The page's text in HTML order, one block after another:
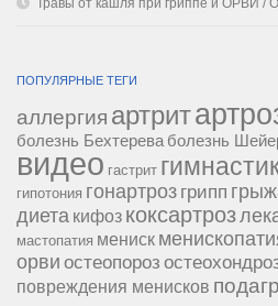
Травы от кашля при гриппе и ОРВИ /
ПОПУЛЯРНЫЕ ТЕГИ
аллергия артрит
болезнь Бехтерева болезнь
видео гастрит
гипотония гонартроз грипп
диета кифоз коксартроз
мастопатия мениск
орви остеопороз
повреждения менисков